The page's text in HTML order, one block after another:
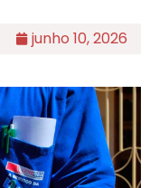
junho 10, 2026